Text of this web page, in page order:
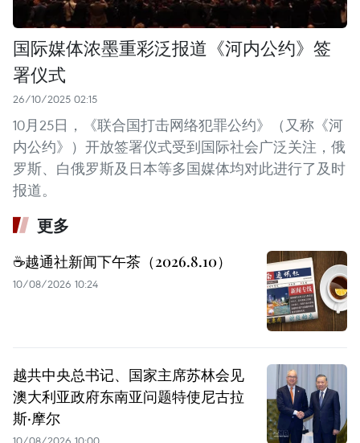
国际媒体浓墨重彩泛报道《河内公约》签
署仪式
26/10/2025 02:15
10月25日，《联合国打击网络犯罪公约》（又称《河
内公约》）开放签署仪式受到国际社会广泛关注，俄
罗斯、白俄罗斯及日本等多国媒体均对此进行了及时
报道。
更多
☕️越通社新闻下午茶（2026.8.10）
10/08/2026 10:24
越共中央总书记、国家主席苏林会见
澳大利亚政府东南亚问题特使尼古拉
斯·摩尔